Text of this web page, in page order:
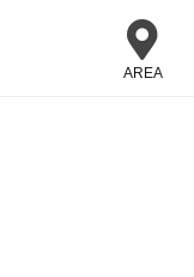
AREA